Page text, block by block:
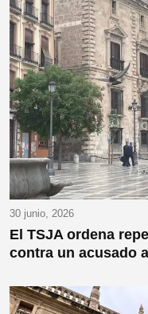
30 junio, 2026
El TSJA ordena
contra un acusado